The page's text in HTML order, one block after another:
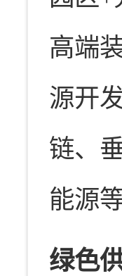
高端
源开
链、
能源
绿色